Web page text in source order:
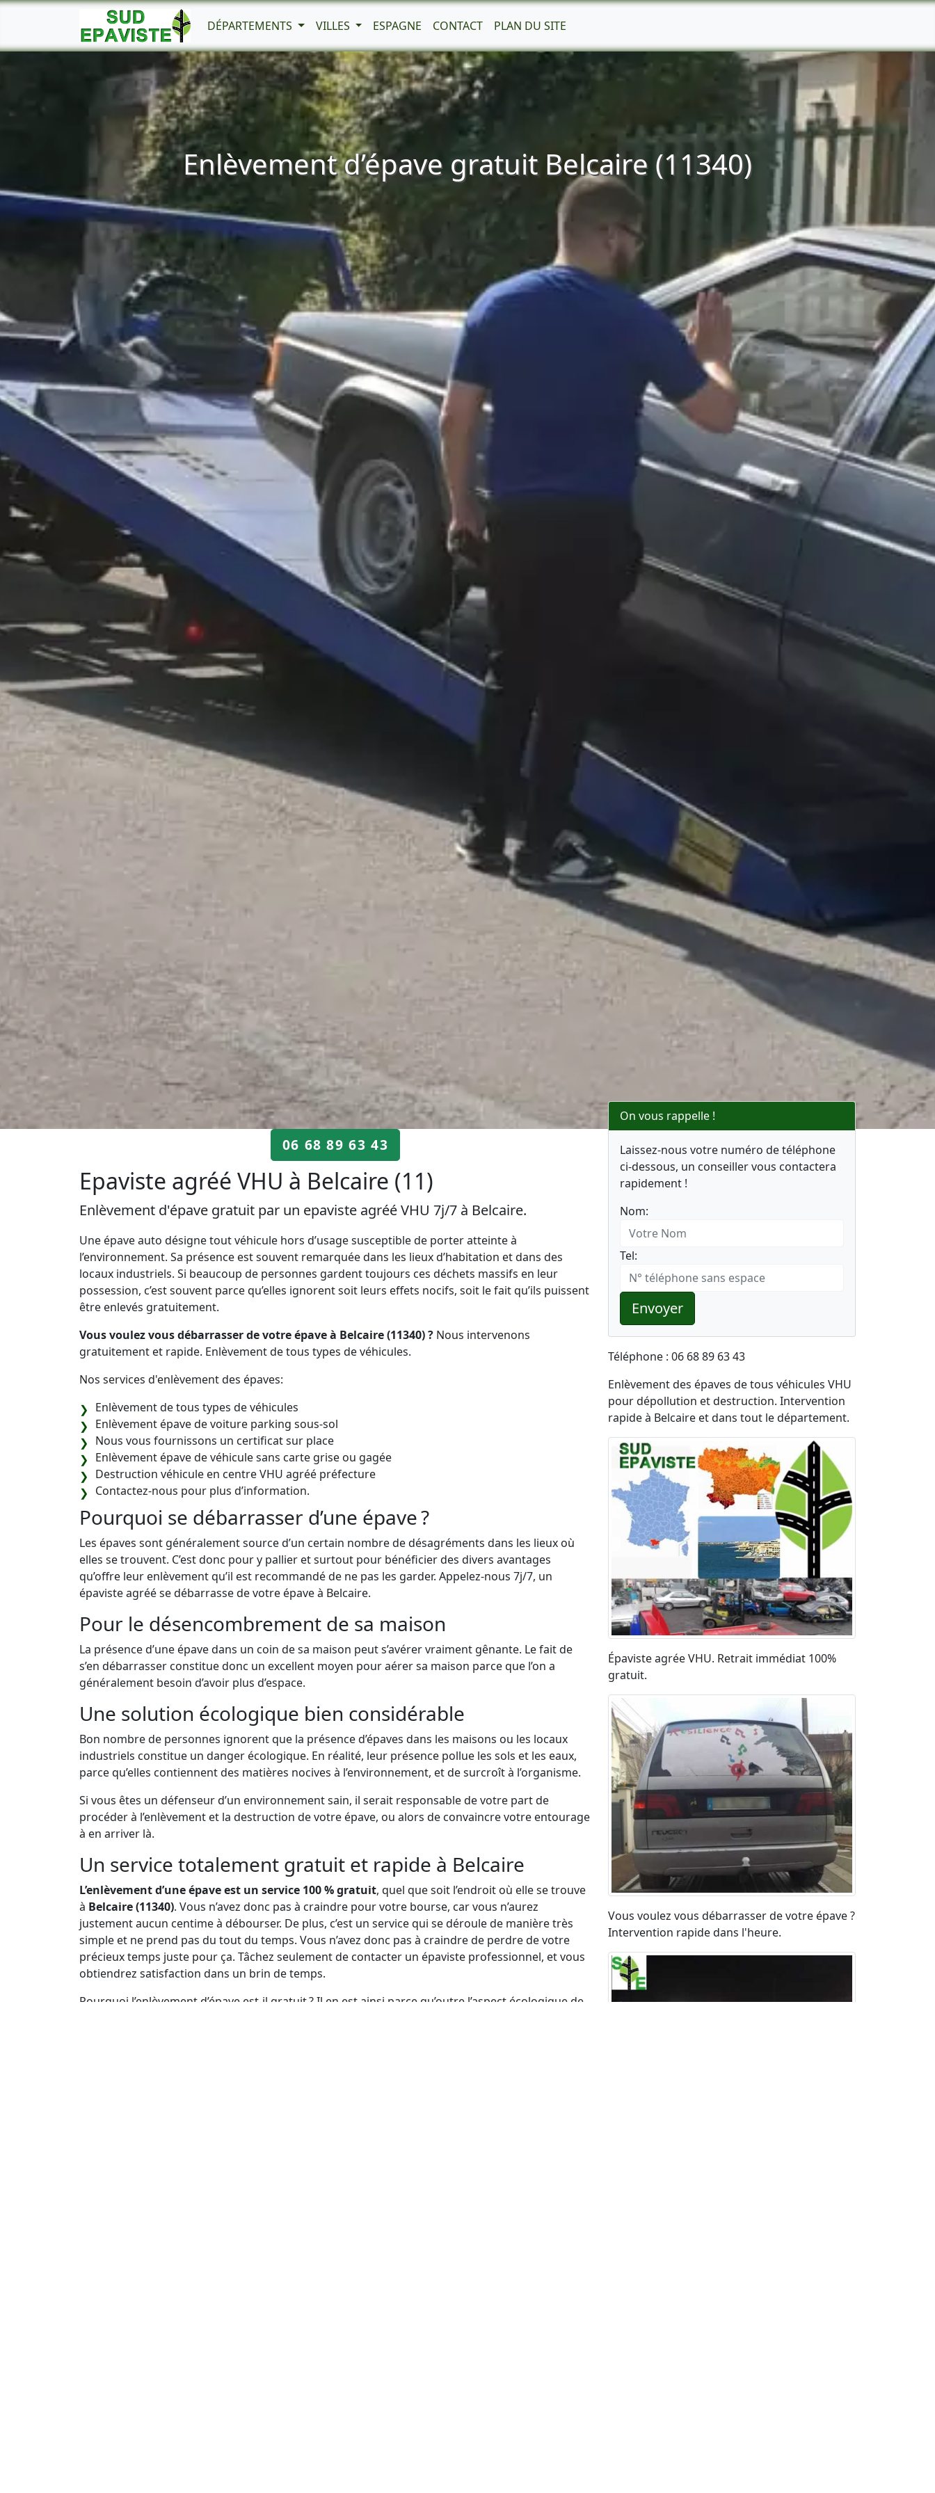
DÉPARTEMENTS VILLES ESPAGNE CONTACT PLAN DU SITE
Enlèvement d’épave gratuit Belcaire (11340)
06 68 89 63 43
Epaviste agréé VHU à Belcaire (11)
Enlèvement d'épave gratuit par un epaviste agréé VHU 7j/7 à Belcaire.
Une épave auto désigne tout véhicule hors d’usage susceptible de porter atteinte à
l’environnement. Sa présence est souvent remarquée dans les lieux d’habitation et dans des
locaux industriels. Si beaucoup de personnes gardent toujours ces déchets massifs en leur
possession, c’est souvent parce qu’elles ignorent soit leurs effets nocifs, soit le fait qu’ils puissent
être enlevés gratuitement.
Vous voulez vous débarrasser de votre épave à Belcaire (11340) ? Nous intervenons
gratuitement et rapide. Enlèvement de tous types de véhicules.
Nos services d'enlèvement des épaves:
Enlèvement de tous types de véhicules
Enlèvement épave de voiture parking sous-sol
Nous vous fournissons un certificat sur place
Enlèvement épave de véhicule sans carte grise ou gagée
Destruction véhicule en centre VHU agréé préfecture
Contactez-nous pour plus d’information.
Pourquoi se débarrasser d’une épave ?
Les épaves sont généralement source d’un certain nombre de désagréments dans les lieux où
elles se trouvent. C’est donc pour y pallier et surtout pour bénéficier des divers avantages
qu’offre leur enlèvement qu’il est recommandé de ne pas les garder. Appelez-nous 7j/7, un
épaviste agréé se débarrasse de votre épave à Belcaire.
Pour le désencombrement de sa maison
La présence d’une épave dans un coin de sa maison peut s’avérer vraiment gênante. Le fait de
s’en débarrasser constitue donc un excellent moyen pour aérer sa maison parce que l’on a
généralement besoin d’avoir plus d’espace.
Une solution écologique bien considérable
Bon nombre de personnes ignorent que la présence d’épaves dans les maisons ou les locaux
industriels constitue un danger écologique. En réalité, leur présence pollue les sols et les eaux,
parce qu’elles contiennent des matières nocives à l’environnement, et de surcroît à l’organisme.
Si vous êtes un défenseur d’un environnement sain, il serait responsable de votre part de
procéder à l’enlèvement et la destruction de votre épave, ou alors de convaincre votre entourage
à en arriver là.
Un service totalement gratuit et rapide à Belcaire
L’enlèvement d’une épave est un service 100 % gratuit, quel que soit l’endroit où elle se trouve
à Belcaire (11340). Vous n’avez donc pas à craindre pour votre bourse, car vous n’aurez
justement aucun centime à débourser. De plus, c’est un service qui se déroule de manière très
simple et ne prend pas du tout du temps. Vous n’avez donc pas à craindre de perdre de votre
précieux temps juste pour ça. Tâchez seulement de contacter un épaviste professionnel, et vous
obtiendrez satisfaction dans un brin de temps.
Pourquoi l’enlèvement d’épave est-il gratuit ? Il en est ainsi parce qu’outre l’aspect écologique de
On vous rappelle !
Laissez-nous votre numéro de téléphone
ci-dessous, un conseiller vous contactera
rapidement !
Nom:
Tel:
Envoyer
Téléphone : 06 68 89 63 43
Enlèvement des épaves de tous véhicules VHU
pour dépollution et destruction. Intervention
rapide à Belcaire et dans tout le département.
Épaviste agrée VHU. Retrait immédiat 100%
gratuit.
Vous voulez vous débarrasser de votre épave ?
Intervention rapide dans l'heure.